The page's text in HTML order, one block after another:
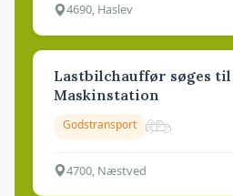
4690, Haslev
Lastbilchauffør søges
Maskinstation
Godstransport
4700, Næstved